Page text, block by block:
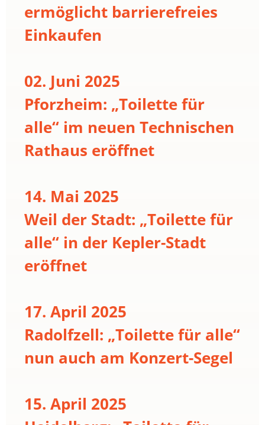
ermöglicht barrierefreies
Einkaufen
02. Juni 2025
Pforzheim: „Toilette für
alle“ im neuen Technischen
Rathaus eröffnet
14. Mai 2025
Weil der Stadt: „Toilette für
alle“ in der Kepler-Stadt
eröffnet
17. April 2025
Radolfzell: „Toilette für alle“
nun auch am Konzert-Segel
15. April 2025